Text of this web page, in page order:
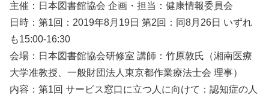
主催：日本図書館協会 企画・担当：健康情報委員会
日時：第1回：2019年8月19日 第2回：同8月26日 いずれ
も15:00-16:30
会場：日本図書館協会研修室 講師：竹原敦氏（湘南医療
大学准教授、一般財団法人東京都作業療法士会 理事）
内容：第1回 サービス窓口に立つ人に向けて：認知症の人